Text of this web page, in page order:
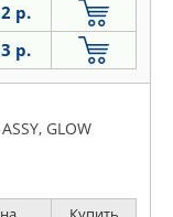
р.
р.
GLOW